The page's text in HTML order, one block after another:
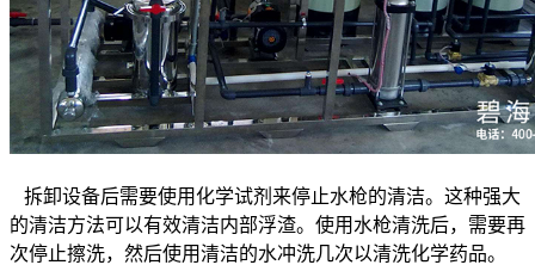
拆卸设备后需要使用化学试剂来停止水枪的清洁。这种强大
的清洁方法可以有效清洁内部浮渣。使用水枪清洗后，需要再
次停止擦洗，然后使用清洁的水冲洗几次以清洗化学药品。